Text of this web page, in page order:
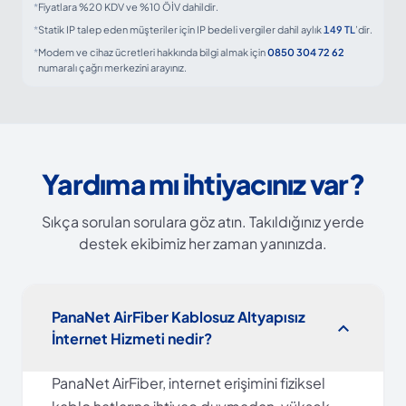
*Fiyatlara %20 KDV ve %10 ÖİV dahildir.
*Statik IP talep eden müşteriler için IP bedeli vergiler dahil aylık 149 TL’dir.
*Modem ve cihaz ücretleri hakkında bilgi almak için0850 304 72 62
numaralı çağrı merkezini arayınız.
Yardıma mı ihtiyacınız var?
Sıkça sorulan sorulara göz atın. Takıldığınız yerde
destek ekibimiz her zaman yanınızda.
PanaNet AirFiber Kablosuz Altyapısız
İnternet Hizmeti nedir?
expand_more
PanaNet AirFiber, internet erişimini fiziksel